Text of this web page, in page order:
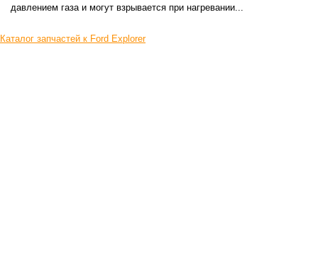
давлением газа и могут взрывается при нагревании...
Каталог запчастей к Ford Explorer